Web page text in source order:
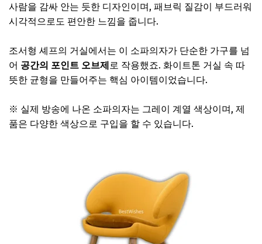
사람을 감싸 안는 듯한 디자인이며, 패브릭 질감이 부드러워
시각적으로도 편안한 느낌을 줍니다.
조서형 셰프의 거실에서는 이 소파의자가 단순한 가구를 넘
어 공간의 포인트 오브제로 작용했죠. 화이트톤 거실 속 따
뜻한 균형을 만들어주는 핵심 아이템이었습니다.
※ 실제 방송에 나온 소파의자는 그레이 계열 색상이며, 제
품은 다양한 색상으로 구입을 할 수 있습니다.